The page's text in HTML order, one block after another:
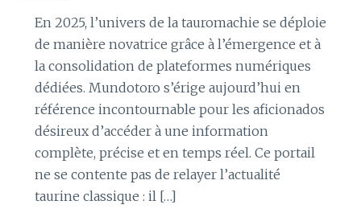
En 2025, l’univers de la tauromachie se déploie
de manière novatrice grâce à l’émergence et à
la consolidation de plateformes numériques
dédiées. Mundotoro s’érige aujourd’hui en
référence incontournable pour les aficionados
désireux d’accéder à une information
complète, précise et en temps réel. Ce portail
ne se contente pas de relayer l’actualité
taurine classique : il […]